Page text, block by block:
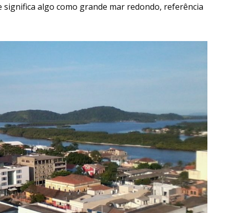
significa algo como grande mar redondo, referência